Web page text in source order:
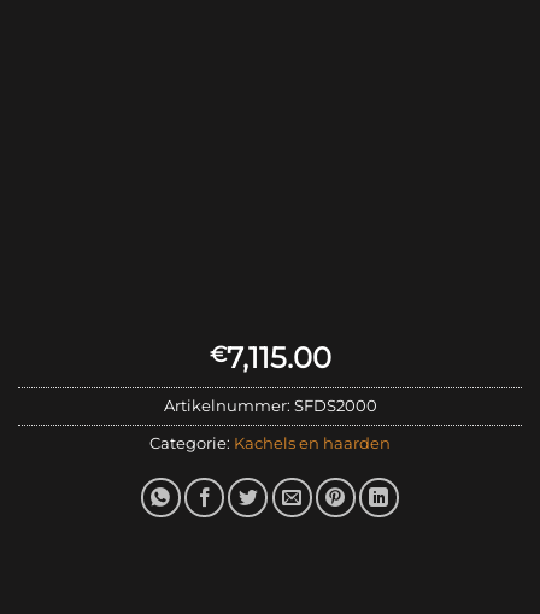
€7,115.00
Artikelnummer: SFDS2000
Categorie: Kachels en haarden